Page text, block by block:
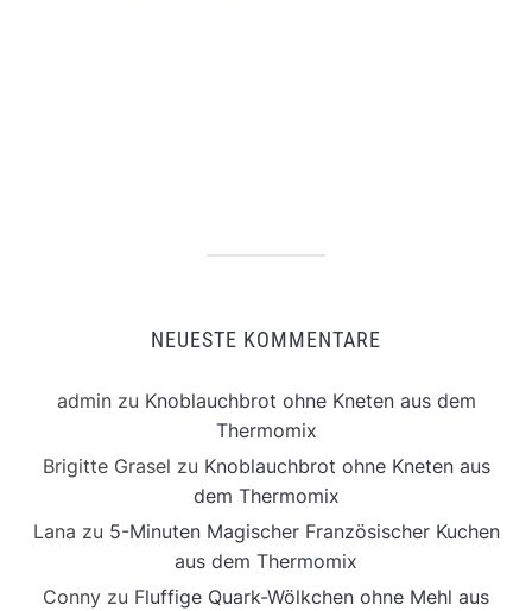
NEUESTE KOMMENTARE
adminzu Knoblauchbrot ohne Kneten aus dem
Thermomix
Brigitte Grasel zu Knoblauchbrot ohne Kneten aus
dem Thermomix
Lana zu 5-Minuten Magischer Französischer Kuchen
aus dem Thermomix
Conny zu Fluffige Quark-Wölkchen ohne Mehl aus